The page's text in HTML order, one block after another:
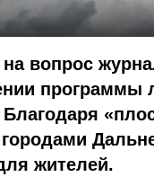
вопрос
программы
Благодаря
жителей.